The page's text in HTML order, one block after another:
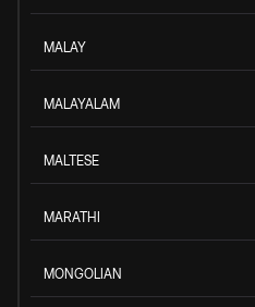
MALAY
MALAYALAM
MALTESE
MARATHI
MONGOLIAN